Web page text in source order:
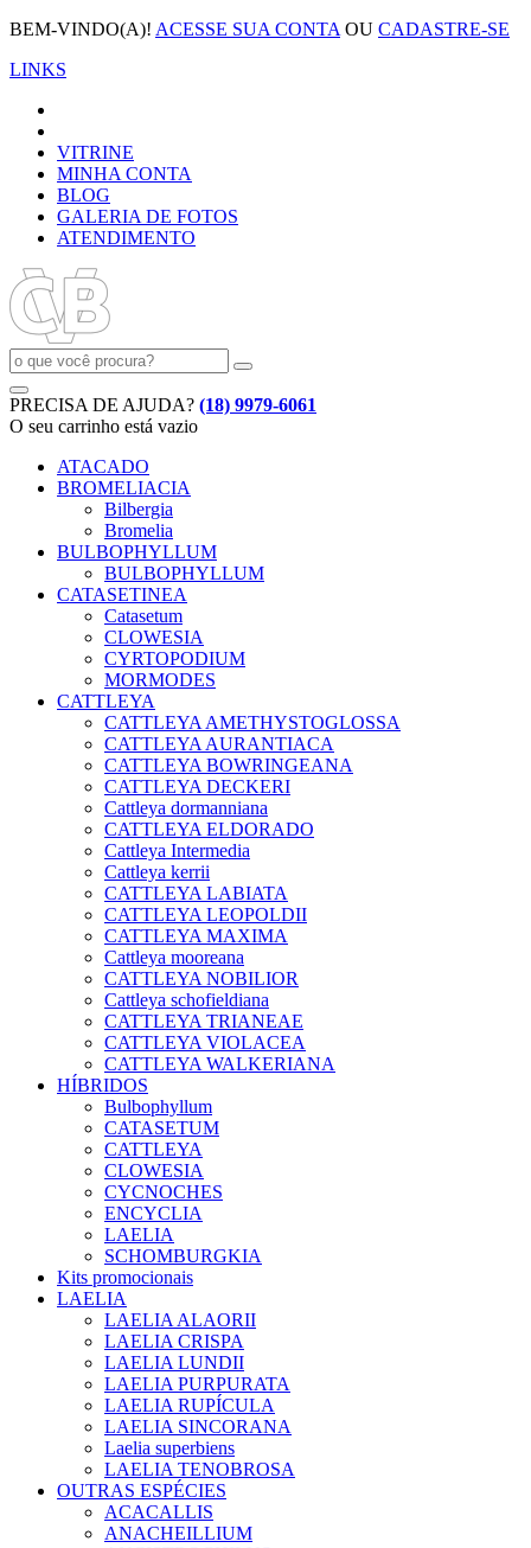
BEM-VINDO(A)! ACESSE SUA CONTA OU CADASTRE-SE
LINKS
VITRINE
MINHA CONTA
BLOG
GALERIA DE FOTOS
ATENDIMENTO
PRECISA DE AJUDA? (18) 9979-6061
O seu carrinho está vazio
ATACADO
BROMELIACIA
Bilbergia
Bromelia
BULBOPHYLLUM
BULBOPHYLLUM
CATASETINEA
Catasetum
CLOWESIA
CYRTOPODIUM
MORMODES
CATTLEYA
CATTLEYA AMETHYSTOGLOSSA
CATTLEYA AURANTIACA
CATTLEYA BOWRINGEANA
CATTLEYA DECKERI
Cattleya dormanniana
CATTLEYA ELDORADO
Cattleya Intermedia
Cattleya kerrii
CATTLEYA LABIATA
CATTLEYA LEOPOLDII
CATTLEYA MAXIMA
Cattleya mooreana
CATTLEYA NOBILIOR
Cattleya schofieldiana
CATTLEYA TRIANEAE
CATTLEYA VIOLACEA
CATTLEYA WALKERIANA
HÍBRIDOS
Bulbophyllum
CATASETUM
CATTLEYA
CLOWESIA
CYCNOCHES
ENCYCLIA
LAELIA
SCHOMBURGKIA
Kits promocionais
LAELIA
LAELIA ALAORII
LAELIA CRISPA
LAELIA LUNDII
LAELIA PURPURATA
LAELIA RUPÍCULA
LAELIA SINCORANA
Laelia superbiens
LAELIA TENOBROSA
OUTRAS ESPÉCIES
ACACALLIS
ANACHEILLIUM